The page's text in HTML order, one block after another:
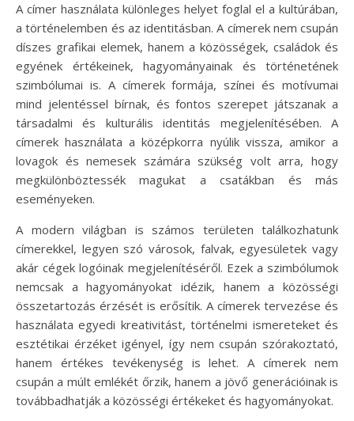
A címer használata különleges helyet foglal el a kultúrában,
a történelemben és az identitásban. A címerek nem csupán
díszes grafikai elemek, hanem a közösségek, családok és
egyének értékeinek, hagyományainak és történetének
szimbólumai is. A címerek formája, színei és motívumai
mind jelentéssel bírnak, és fontos szerepet játszanak a
társadalmi és kulturális identitás megjelenítésében. A
címerek használata a középkorra nyúlik vissza, amikor a
lovagok és nemesek számára szükség volt arra, hogy
megkülönböztessék magukat a csatákban és más
eseményeken.
A modern világban is számos területen találkozhatunk
címerekkel, legyen szó városok, falvak, egyesületek vagy
akár cégek logóinak megjelenítéséről. Ezek a szimbólumok
nemcsak a hagyományokat idézik, hanem a közösségi
összetartozás érzését is erősítik. A címerek tervezése és
használata egyedi kreativitást, történelmi ismereteket és
esztétikai érzéket igényel, így nem csupán szórakoztató,
hanem értékes tevékenység is lehet. A címerek nem
csupán a múlt emlékét őrzik, hanem a jövő generációinak is
továbbadhatják a közösségi értékeket és hagyományokat.